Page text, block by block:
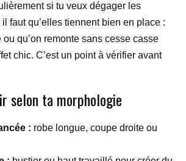
si tu veux dégager les
faut qu’elles tiennent bien en place :
qu’on remonte sans cesse casse
chic. C’est un point à vérifier avant
selon ta morphologie
: robe longue, coupe droite ou